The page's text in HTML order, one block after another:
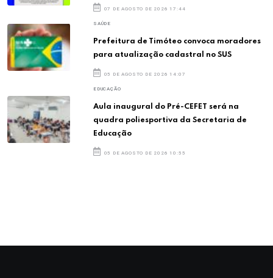
07 DE AGOSTO DE 2026 17:44
SAÚDE
Prefeitura de Timóteo convoca moradores
para atualização cadastral no SUS
05 DE AGOSTO DE 2026 14:07
EDUCAÇÃO
Aula inaugural do Pré-CEFET será na
quadra poliesportiva da Secretaria de
Educação
05 DE AGOSTO DE 2026 10:55